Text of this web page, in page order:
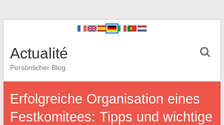
Actualité
Persönlicher Blog
Erfolgreiche Organisation eines
Festkomitees: Tipps und wichtige